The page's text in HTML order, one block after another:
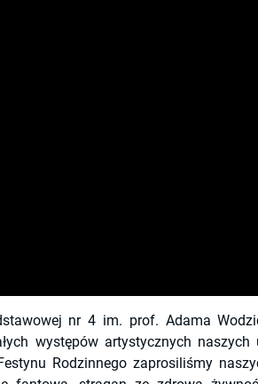
nr 4 im. prof. Adama
występów artystycznych
Rodzinnego zaprosiliśmy